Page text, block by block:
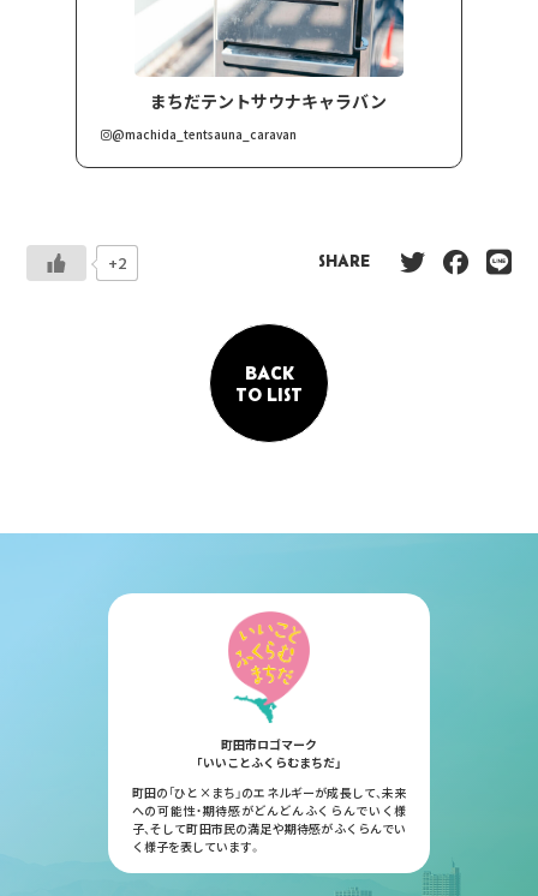
まちだテントサウナキャラバン
@machida_tentsauna_caravan
+2 SHARE
BACK
TO LIST
町田市ロゴマーク
「いいことふくらむまちだ」
町田の「ひと×まち」のエネルギーが成長して、未来
への可能性・期待感がどんどんふくらんでいく様
子、そして町田市民の満足や期待感がふくらんでい
く様子を表しています。